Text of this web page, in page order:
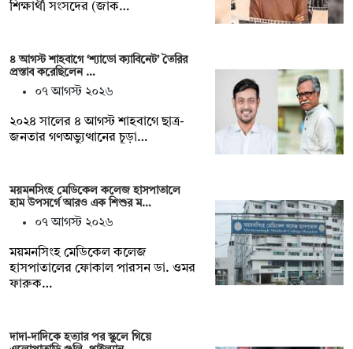
শিক্ষার্থী সংসদের (জাক…
৪ আগস্ট শাহবাগে ‘শ্যাডো ক্যাবিনেট’ তৈরির
প্রস্তাব করেছিলেন …
০৭ আগস্ট ২০২৬
২০২৪ সালের ৪ আগস্ট শাহবাগে ছাত্র-
জনতার গণঅভ্যুত্থানের চূড়া…
ময়মনসিংহ মেডিকেল কলেজ হাসপাতালে
হাম উপসর্গে আরও এক শিশুর ম…
০৭ আগস্ট ২০২৬
ময়মনসিংহ মেডিকেল কলেজ
হাসপাতালের ফোকাল পারসন ডা. ওমর
ফারুক…
দাদা-দাদিকে হত্যার পর স্কুলে গিয়ে